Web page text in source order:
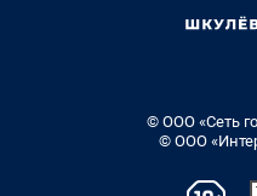
© ООО «Сеть
© ООО